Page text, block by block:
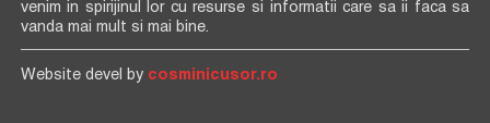
venim in spirijinul lor cu resurse si informatii care sa ii faca sa
vanda mai mult si mai bine.
Website devel by cosminicusor.ro